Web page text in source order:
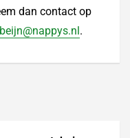
dan contact op
.